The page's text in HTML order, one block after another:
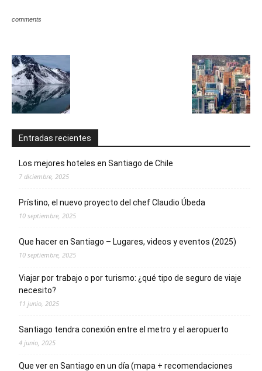
comments
Entradas recientes
Los mejores hoteles en Santiago de Chile
7 diciembre, 2025
Prístino, el nuevo proyecto del chef Claudio Úbeda
10 septiembre, 2025
Que hacer en Santiago – Lugares, videos y eventos (2025)
10 septiembre, 2025
Viajar por trabajo o por turismo: ¿qué tipo de seguro de viaje
necesito?
11 junio, 2025
Santiago tendra conexión entre el metro y el aeropuerto
4 junio, 2025
Que ver en Santiago en un día (mapa + recomendaciones